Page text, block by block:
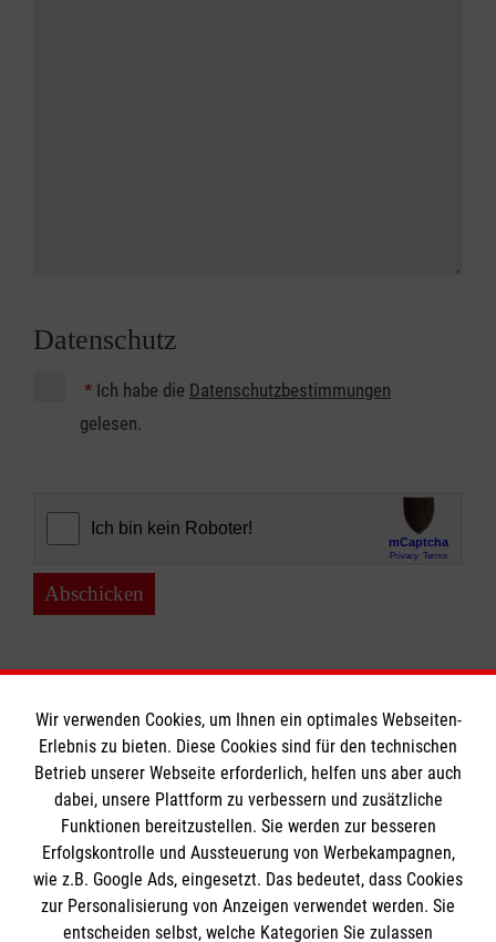
Datenschutz
* Ich habe die Datenschutzbestimmungen
gelesen.
Abschicken
Informationen
Impressum
Datenschutz
Barrierefreiheit
Die Malteser
Wir verwenden Cookies, um Ihnen ein optimales Webseiten-
Erlebnis zu bieten. Diese Cookies sind für den technischen
Betrieb unserer Webseite erforderlich, helfen uns aber auch
dabei, unsere Plattform zu verbessern und zusätzliche
Funktionen bereitzustellen. Sie werden zur besseren
Erfolgskontrolle und Aussteuerung von Werbekampagnen,
wie z.B. Google Ads, eingesetzt. Das bedeutet, dass Cookies
zur Personalisierung von Anzeigen verwendet werden. Sie
entscheiden selbst, welche Kategorien Sie zulassen